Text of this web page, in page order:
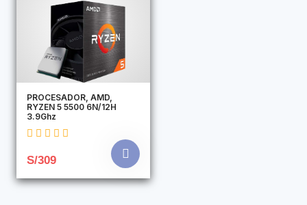
PROCESADOR, AMD,
RYZEN 5 5500 6N/12H
3.9Ghz
S/309